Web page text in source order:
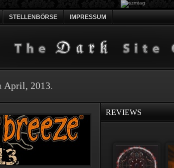
April, 2013.
REVIEWS
STELLENBÖRSE IMPRESSUM